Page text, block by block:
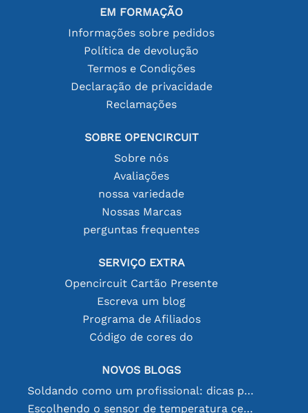
EM FORMAÇÃO
Informações sobre pedidos
Política de devolução
Termos e Condições
Declaração de privacidade
Reclamações
SOBRE OPENCIRCUIT
Sobre nós
Avaliações
nossa variedade
Nossas Marcas
perguntas frequentes
SERVIÇO EXTRA
Opencircuit Cartão Presente
Escreva um blog
Programa de Afiliados
Código de cores do
NOVOS BLOGS
Soldando como um profissional: dicas para conexões eletrônicas perfeitas
Escolhendo o sensor de temperatura certo [youtube]